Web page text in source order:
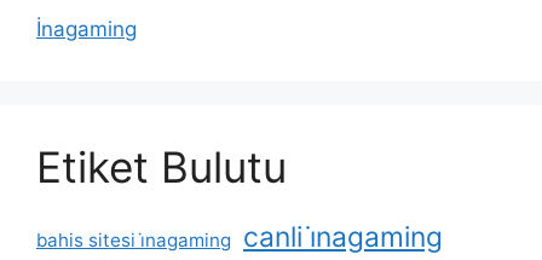
İnagaming
Etiket Bulutu
bahis sitesi i̇nagaming canli i̇nagaming